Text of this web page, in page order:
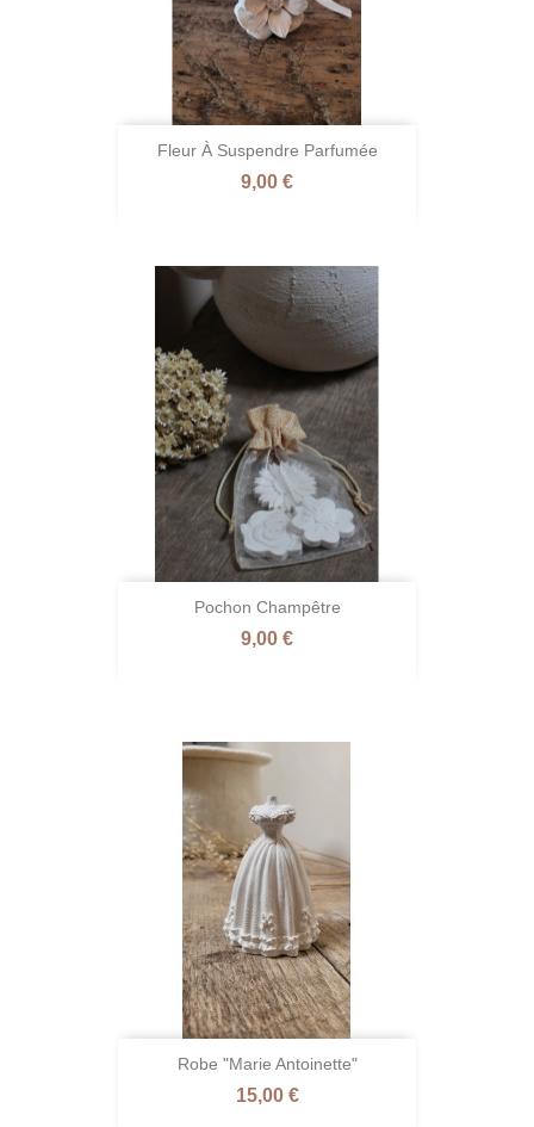
Fleur À Suspendre Parfumée
Prix
9,00 €
Pochon Champêtre
Prix
9,00 €
Robe "Marie Antoinette"
Prix
15,00 €